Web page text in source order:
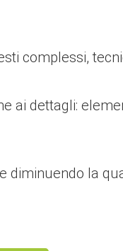
complessi,
ai dettagli:
la